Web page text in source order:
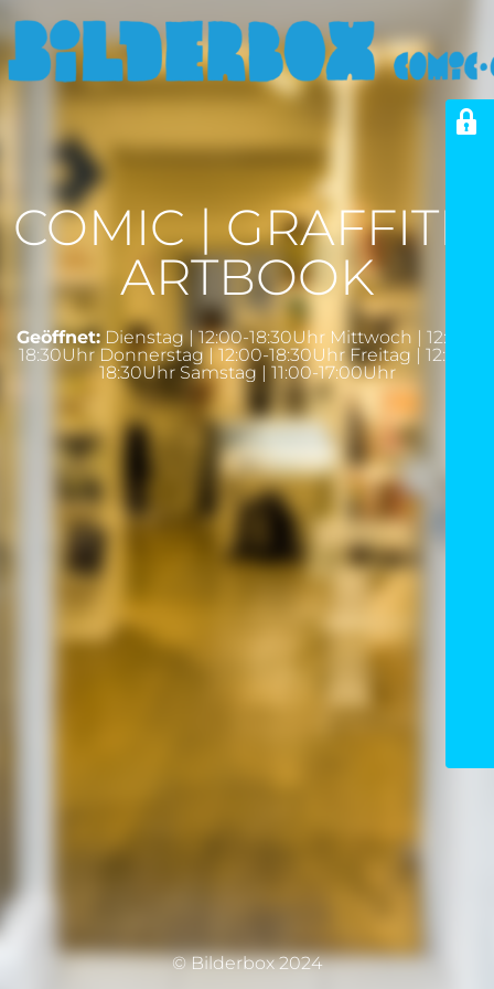
COMIC | GRAFFITI |
ARTBOOK
Geöffnet: Dienstag | 12:00-18:30Uhr Mittwoch | 12:00-
18:30Uhr Donnerstag | 12:00-18:30Uhr Freitag | 12:00-
18:30Uhr Samstag | 11:00-17:00Uhr
© Bilderbox 2024